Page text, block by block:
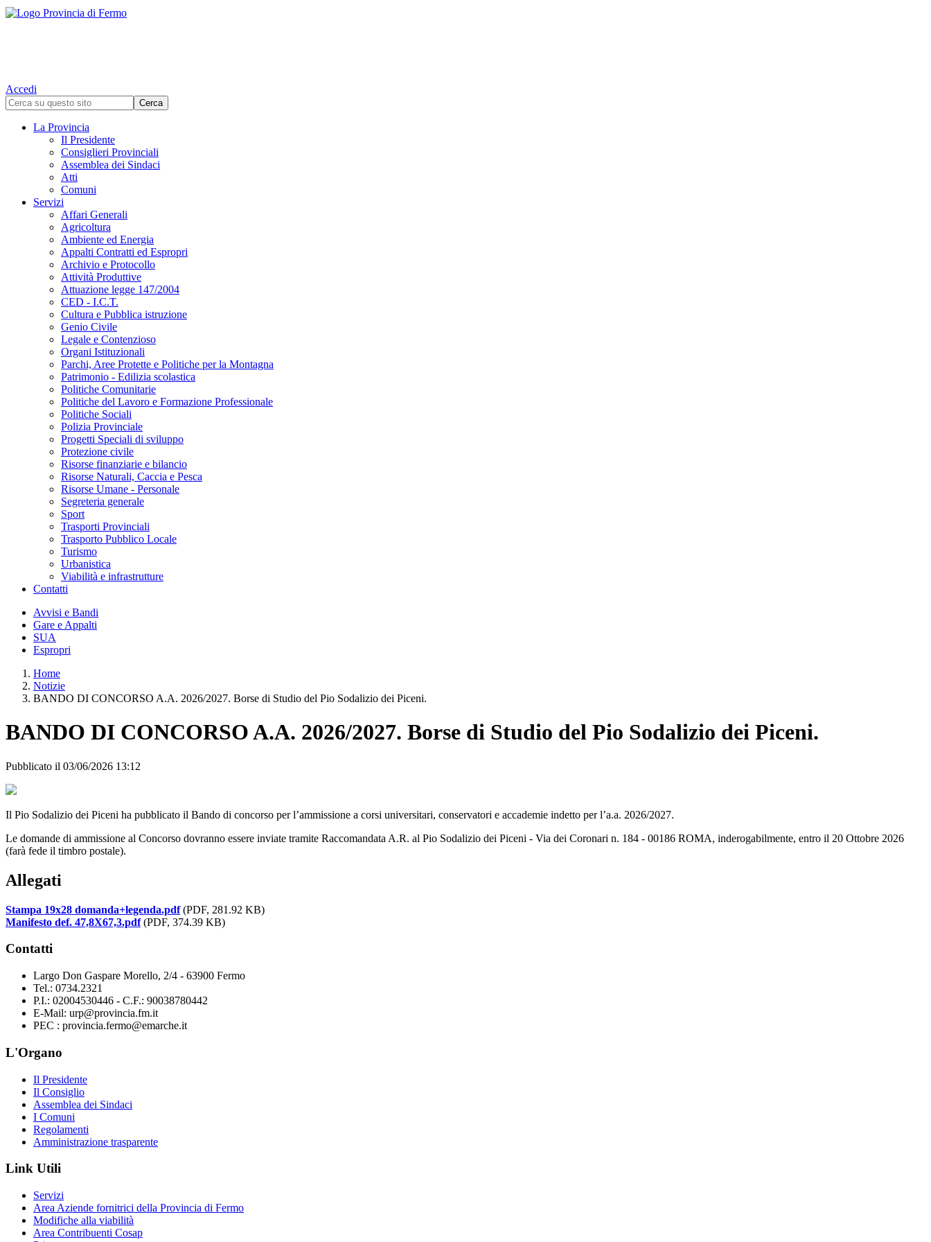
Accedi
La Provincia
Il Presidente
Consiglieri Provinciali
Assemblea dei Sindaci
Atti
Comuni
Servizi
Affari Generali
Agricoltura
Ambiente ed Energia
Appalti Contratti ed Espropri
Archivio e Protocollo
Attività Produttive
Attuazione legge 147/2004
CED - I.C.T.
Cultura e Pubblica istruzione
Genio Civile
Legale e Contenzioso
Organi Istituzionali
Parchi, Aree Protette e Politiche per la Montagna
Patrimonio - Edilizia scolastica
Politiche Comunitarie
Politiche del Lavoro e Formazione Professionale
Politiche Sociali
Polizia Provinciale
Progetti Speciali di sviluppo
Protezione civile
Risorse finanziarie e bilancio
Risorse Naturali, Caccia e Pesca
Risorse Umane - Personale
Segreteria generale
Sport
Trasporti Provinciali
Trasporto Pubblico Locale
Turismo
Urbanistica
Viabilità e infrastrutture
Contatti
Avvisi e Bandi
Gare e Appalti
SUA
Espropri
Home
Notizie
BANDO DI CONCORSO A.A. 2026/2027. Borse di Studio del Pio Sodalizio dei Piceni.
BANDO DI CONCORSO A.A. 2026/2027. Borse di Studio del Pio Sodalizio dei Piceni.
Pubblicato il 03/06/2026 13:12
Il Pio Sodalizio dei Piceni ha pubblicato il Bando di concorso per l’ammissione a corsi universitari, conservatori e accademie indetto per l’a.a. 2026/2027.
Le domande di ammissione al Concorso dovranno essere inviate tramite Raccomandata A.R. al Pio Sodalizio dei Piceni - Via dei Coronari n. 184 - 00186 ROMA, inderogabilmente, entro il 20 Ottobre 2026
(farà fede il timbro postale).
Allegati
Stampa 19x28 domanda+legenda.pdf(PDF, 281.92 KB)
Manifesto def. 47,8X67,3.pdf(PDF, 374.39 KB)
Contatti
Largo Don Gaspare Morello, 2/4 - 63900 Fermo
Tel.: 0734.2321
P.I.: 02004530446 - C.F.: 90038780442
E-Mail: urp@provincia.fm.it
PEC : provincia.fermo@emarche.it
L'Organo
Il Presidente
Il Consiglio
Assemblea dei Sindaci
I Comuni
Regolamenti
Amministrazione trasparente
Link Utili
Servizi
Area Aziende fornitrici della Provincia di Fermo
Modifiche alla viabilità
Area Contribuenti Cosap